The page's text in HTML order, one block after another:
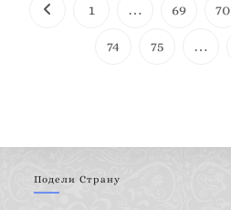
1 … 69 70
74 75 …
Подели Страну